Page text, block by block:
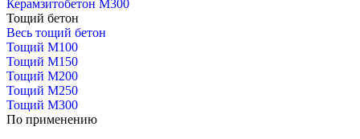
Керамзитобетон М300
Тощий бетон
Весь тощий бетон
Тощий М100
Тощий М150
Тощий М200
Тощий М250
Тощий М300
По применению